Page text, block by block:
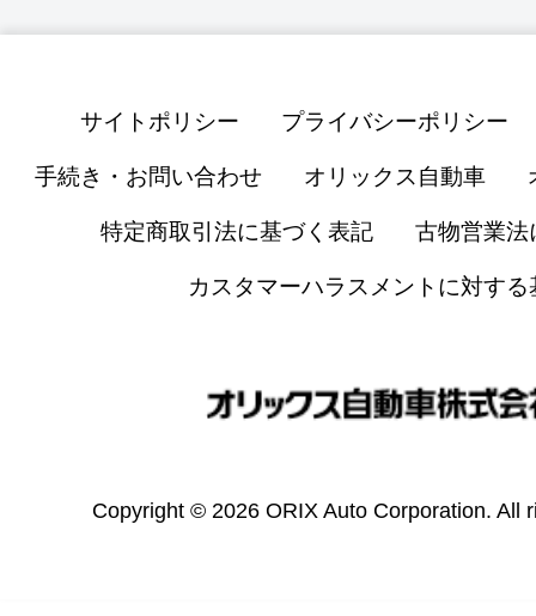
サイトポリシー プライバシーポリシー
手続き・お問い合わせ オリックス自動車
特定商取引法に基づく表記 古物営業法
カスタマーハラスメントに対する
Copyright © 2026 ORIX Auto Corporation. All